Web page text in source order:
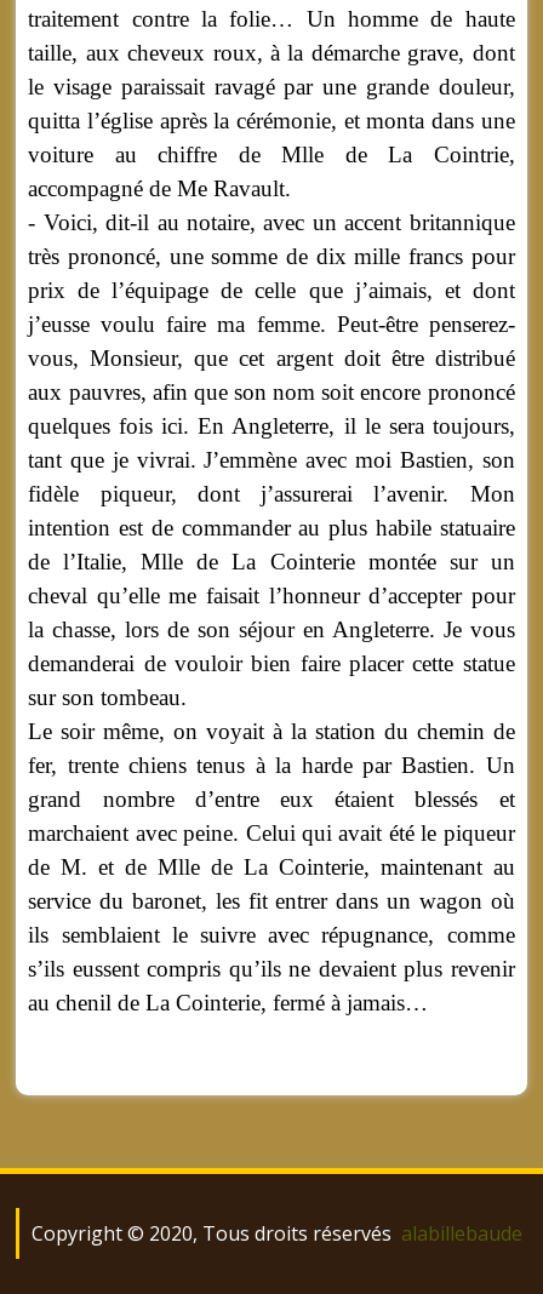
traitement contre la folie… Un homme de haute
taille, aux cheveux roux, à la démarche grave, dont
le visage paraissait ravagé par une grande douleur,
quitta l’église après la cérémonie, et monta dans une
voiture au chiffre de Mlle de La Cointrie,
accompagné de Me Ravault.
- Voici, dit-il au notaire, avec un accent britannique
très prononcé, une somme de dix mille francs pour
prix de l’équipage de celle que j’aimais, et dont
j’eusse voulu faire ma femme. Peut-être penserez-
vous, Monsieur, que cet argent doit être distribué
aux pauvres, afin que son nom soit encore prononcé
quelques fois ici. En Angleterre, il le sera toujours,
tant que je vivrai. J’emmène avec moi Bastien, son
fidèle piqueur, dont j’assurerai l’avenir. Mon
intention est de commander au plus habile statuaire
de l’Italie, Mlle de La Cointerie montée sur un
cheval qu’elle me faisait l’honneur d’accepter pour
la chasse, lors de son séjour en Angleterre. Je vous
demanderai de vouloir bien faire placer cette statue
sur son tombeau.
Le soir même, on voyait à la station du chemin de
fer, trente chiens tenus à la harde par Bastien. Un
grand nombre d’entre eux étaient blessés et
marchaient avec peine. Celui qui avait été le piqueur
de M. et de Mlle de La Cointerie, maintenant au
service du baronet, les fit entrer dans un wagon où
ils semblaient le suivre avec répugnance, comme
s’ils eussent compris qu’ils ne devaient plus revenir
au chenil de La Cointerie, fermé à jamais…
Copyright © 2020, Tous droits réservés alabillebaude